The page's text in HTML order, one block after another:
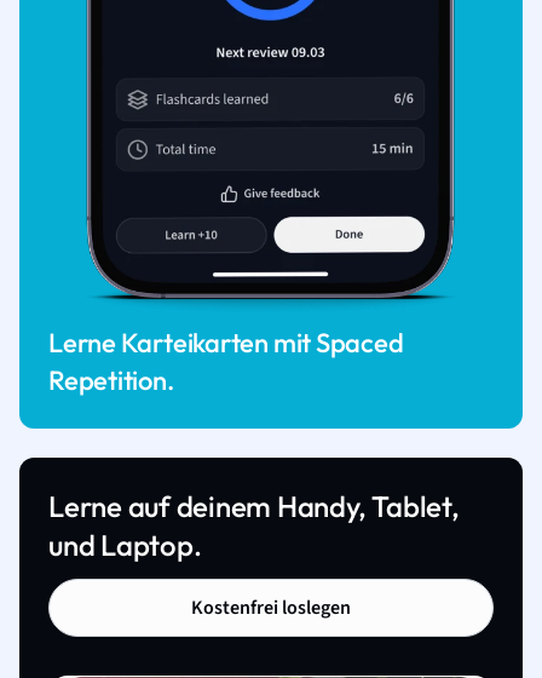
Lerne Karteikarten mit Spaced
Repetition.
Lerne auf deinem Handy, Tablet,
und Laptop.
Kostenfrei loslegen